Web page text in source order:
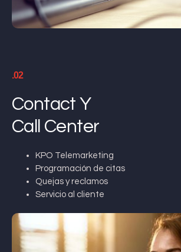
.02
Contact Y
Call Center
KPO Telemarketing
Programación de citas
Quejas y reclamos
Servicio al cliente